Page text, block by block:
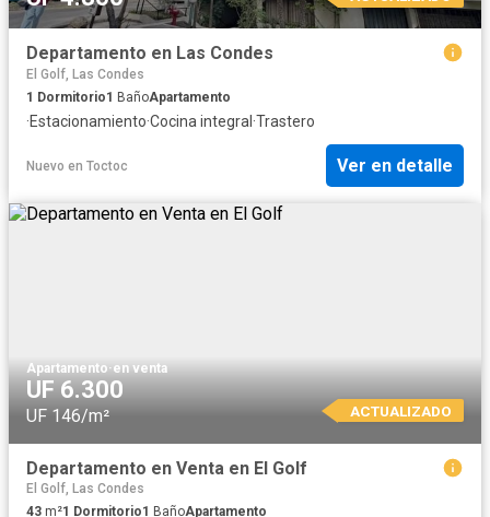
Departamento en Las Condes
El Golf, Las Condes
1 Dormitorio1 BañoApartamento
·Estacionamiento·Cocina integral ·Trastero
Nuevo en Toctoc Ver en detalle
Apartamento·en venta
UF 6.300
UF 146/m² ACTUALIZADO
Departamento en Venta en El Golf
El Golf, Las Condes
43 m²1 Dormitorio1 BañoApartamento